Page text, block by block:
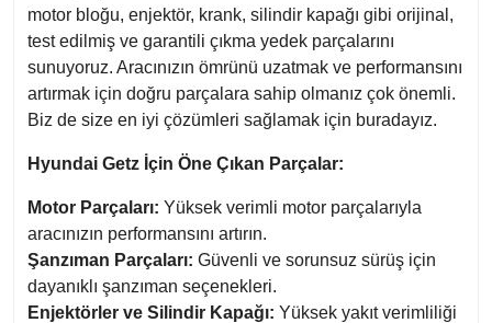
motor bloğu, enjektör, krank, silindir kapağı gibi orijinal,
test edilmiş ve garantili çıkma yedek parçalarını
sunuyoruz. Aracınızın ömrünü uzatmak ve performansını
artırmak için doğru parçalara sahip olmanız çok önemli.
Biz de size en iyi çözümleri sağlamak için buradayız.
Hyundai Getz İçin Öne Çıkan Parçalar:
Motor Parçaları: Yüksek verimli motor parçalarıyla
aracınızın performansını artırın.
Şanzıman Parçaları: Güvenli ve sorunsuz sürüş için
dayanıklı şanzıman seçenekleri.
Enjektörler ve Silindir Kapağı: Yüksek yakıt verimliliği